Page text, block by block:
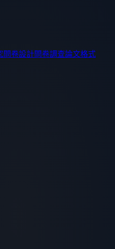
問卷設計問卷調查論文格式